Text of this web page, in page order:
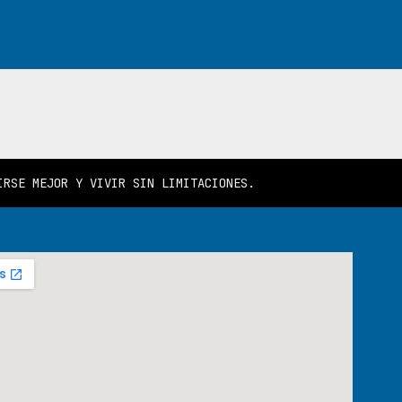
MEJOR Y VIVIR SIN LIMITACIONES.